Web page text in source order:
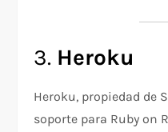
3. Heroku
Heroku, propiedad de
soporte para Ruby on